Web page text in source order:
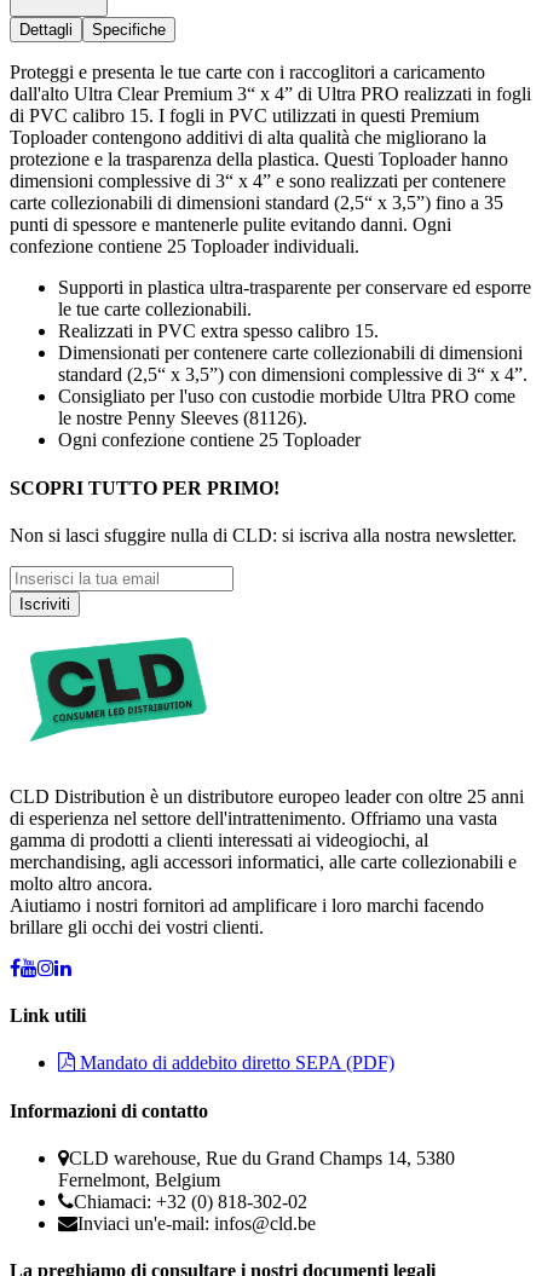
Dettagli Specifiche
Proteggi e presenta le tue carte con i raccoglitori a caricamento
dall'alto Ultra Clear Premium 3“ x 4” di Ultra PRO realizzati in fogli
di PVC calibro 15. I fogli in PVC utilizzati in questi Premium
Toploader contengono additivi di alta qualità che migliorano la
protezione e la trasparenza della plastica. Questi Toploader hanno
dimensioni complessive di 3“ x 4” e sono realizzati per contenere
carte collezionabili di dimensioni standard (2,5“ x 3,5”) fino a 35
punti di spessore e mantenerle pulite evitando danni. Ogni
confezione contiene 25 Toploader individuali.
Supporti in plastica ultra-trasparente per conservare ed esporre
le tue carte collezionabili.
Realizzati in PVC extra spesso calibro 15.
Dimensionati per contenere carte collezionabili di dimensioni
standard (2,5“ x 3,5”) con dimensioni complessive di 3“ x 4”.
Consigliato per l'uso con custodie morbide Ultra PRO come
le nostre Penny Sleeves (81126).
Ogni confezione contiene 25 Toploader
SCOPRI TUTTO PER PRIMO!
Non si lasci sfuggire nulla di CLD: si iscriva alla nostra newsletter.
Iscriviti
CLD Distribution è un distributore europeo leader con oltre 25 anni
di esperienza nel settore dell'intrattenimento. Offriamo una vasta
gamma di prodotti a clienti interessati ai videogiochi, al
merchandising, agli accessori informatici, alle carte collezionabili e
molto altro ancora.
Aiutiamo i nostri fornitori ad amplificare i loro marchi facendo
brillare gli occhi dei vostri clienti.
Link utili
Mandato di addebito diretto SEPA (PDF)
Informazioni di contatto
CLD warehouse, Rue du Grand Champs 14, 5380
Fernelmont, Belgium
Chiamaci: +32 (0) 818-302-02
Inviaci un'e-mail: infos@cld.be
La preghiamo di consultare i nostri documenti legali